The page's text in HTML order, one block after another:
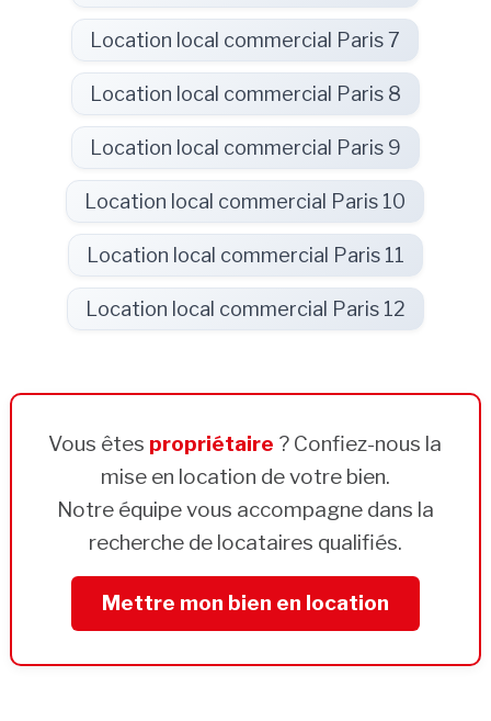
Location local commercial Paris 7
Location local commercial Paris 8
Location local commercial Paris 9
Location local commercial Paris 10
Location local commercial Paris 11
Location local commercial Paris 12
Vous êtes propriétaire ? Confiez-nous la
mise en location de votre bien.
Notre équipe vous accompagne dans la
recherche de locataires qualifiés.
Mettre mon bien en location